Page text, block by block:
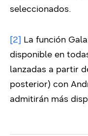
seleccionados.
[2] La función
disponible en
lanzadas a partir
posterior) con
admitirán más